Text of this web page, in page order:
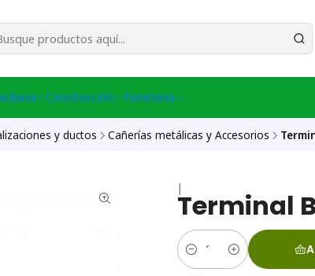
Construcción Ferreteria
y ductos Cañerías metálicas y Accesorios
|
Terminal
Cantidad